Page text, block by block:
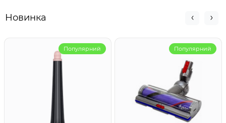
Новинка
Популярний Популярний